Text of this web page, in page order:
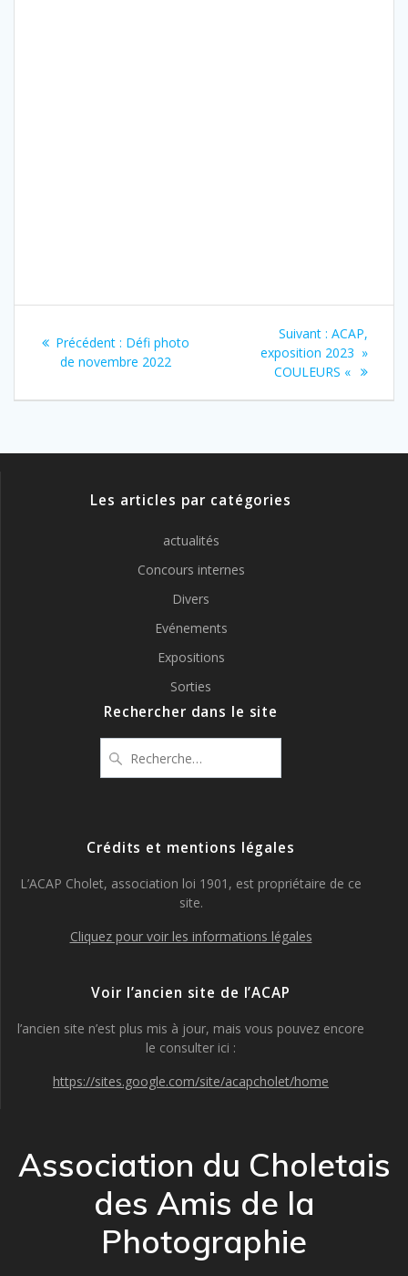
l’article
Précédent : Article
précédent
Défi photo
de novembre 2022
Suivant : Article
suivant
:
ACAP,
exposition 2023 »
COULEURS «
Les articles par catégories
actualités
Concours internes
Divers
Evénements
Expositions
Sorties
Rechercher dans le site
pour
Crédits et mentions légales
L’ACAP Cholet, association loi 1901, est propriétaire de ce
site.
Cliquez pour voir les informations légales
Voir l’ancien site de l’ACAP
l’ancien site n’est plus mis à jour, mais vous pouvez encore
le consulter ici :
https://sites.google.com/site/acapcholet/home
Association du Choletais
des Amis de la
Photographie